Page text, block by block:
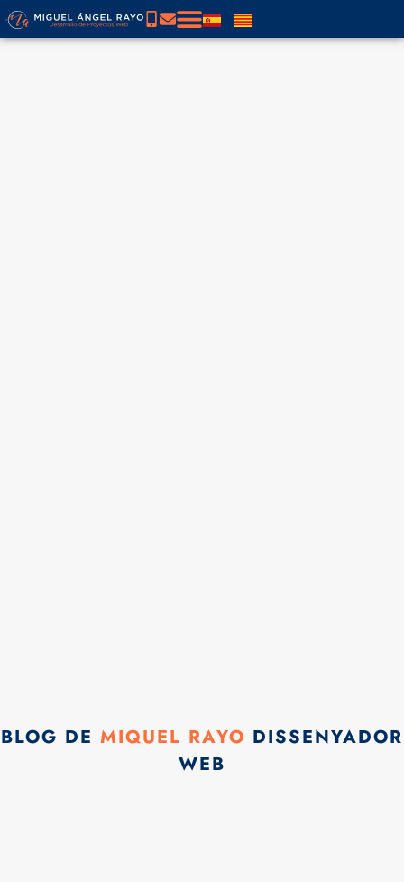
BLOG DE MIQUEL RAYO DISSENYADOR
WEB